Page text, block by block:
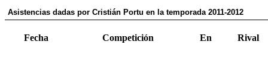
Asistencias dadas por Cristián Portu en la temporada 2011-2012
Fecha Competición En Rival